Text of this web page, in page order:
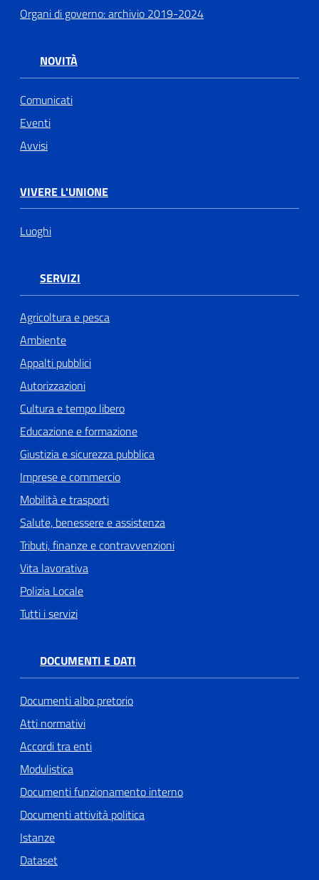
Organi di governo: archivio 2019-2024
NOVITÀ
Comunicati
Eventi
Avvisi
VIVERE L'UNIONE
Luoghi
SERVIZI
Agricoltura e pesca
Ambiente
Appalti pubblici
Autorizzazioni
Cultura e tempo libero
Educazione e formazione
Giustizia e sicurezza pubblica
Imprese e commercio
Mobilità e trasporti
Salute, benessere e assistenza
Tributi, finanze e contravvenzioni
Vita lavorativa
Polizia Locale
Tutti i servizi
DOCUMENTI E DATI
Documenti albo pretorio
Atti normativi
Accordi tra enti
Modulistica
Documenti funzionamento interno
Documenti attività politica
Istanze
Dataset